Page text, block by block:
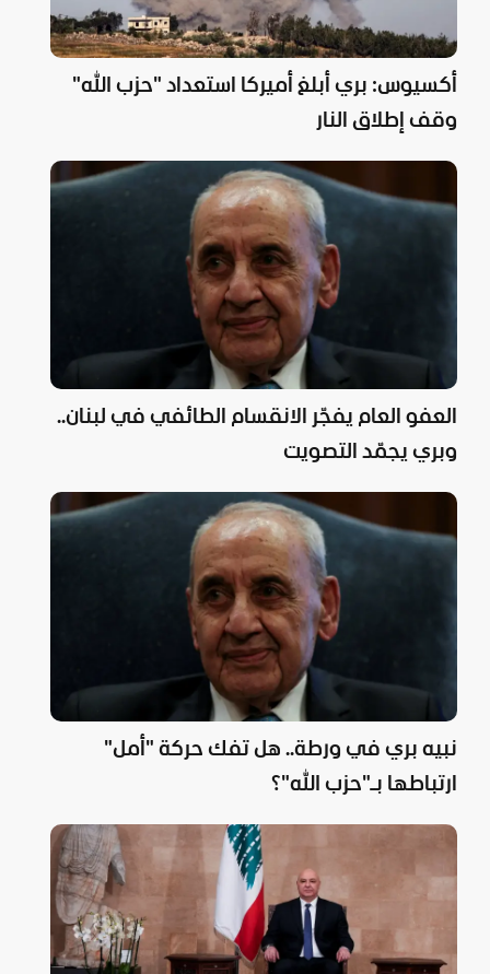
أكسيوس: بري أبلغ أميركا استعداد "حزب الله"
وقف إطلاق النار
العفو العام يفجّر الانقسام الطائفي في لبنان..
وبري يجمّد التصويت
نبيه بري في ورطة.. هل تفك حركة "أمل"
ارتباطها بـ"حزب الله"؟